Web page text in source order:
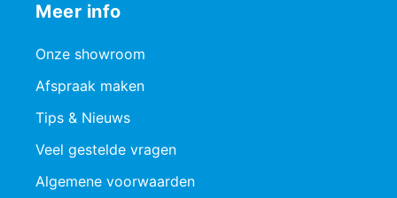
Meer info
Onze showroom
Afspraak maken
Tips & Nieuws
Veel gestelde vragen
Algemene voorwaarden